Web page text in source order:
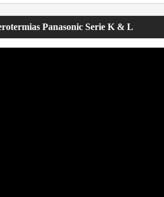
Panasonic Serie K & L